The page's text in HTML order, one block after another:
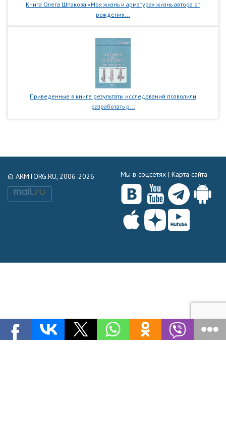
Книга Олега Шпакова «Моя жизнь и арматура» жизнь автора от
рождения...
Приведенные в книге результаты исследований позволили
разработать р...
© ARMTORG.RU, 2006-2026 Мы в соцсетях | Карта сайта